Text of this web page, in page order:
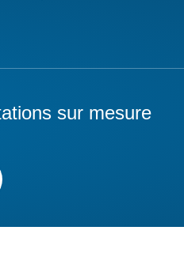
sur mesure